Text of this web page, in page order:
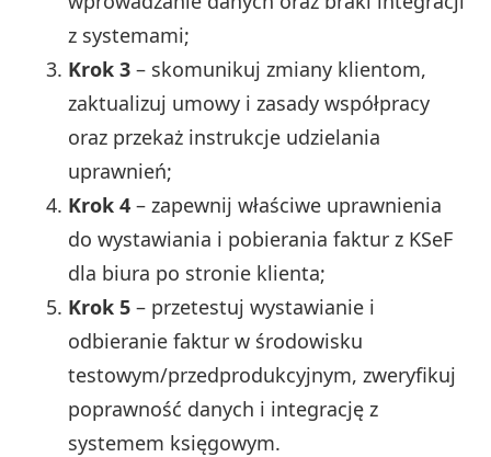
z systemami;
Krok 3 – skomunikuj zmiany klientom,
zaktualizuj umowy i zasady współpracy
oraz przekaż instrukcje udzielania
uprawnień;
Krok 4 – zapewnij właściwe uprawnienia
do wystawiania i pobierania faktur z KSeF
dla biura po stronie klienta;
Krok 5 – przetestuj wystawianie i
odbieranie faktur w środowisku
testowym/przedprodukcyjnym, zweryfikuj
poprawność danych i integrację z
systemem księgowym.